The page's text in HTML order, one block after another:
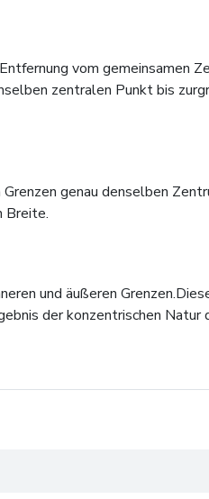
vom gemeinsamen
zentralen Punkt bis
genau denselben
Breite.
und äußeren
der konzentrischen Natur